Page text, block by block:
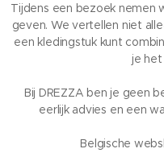
Tijdens een bezoek nemen
geven. We vertellen niet
een kledingstuk kunt
je het
Bij DREZZA ben je geen
eerlijk advies en een
Belgische